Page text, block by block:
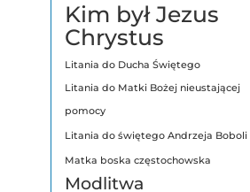
Kim był Jezus
Chrystus
Litania do Ducha Świętego
Litania do Matki Bożej nieustającej
pomocy
Litania do świętego Andrzeja Boboli
Matka boska częstochowska
Modlitwa